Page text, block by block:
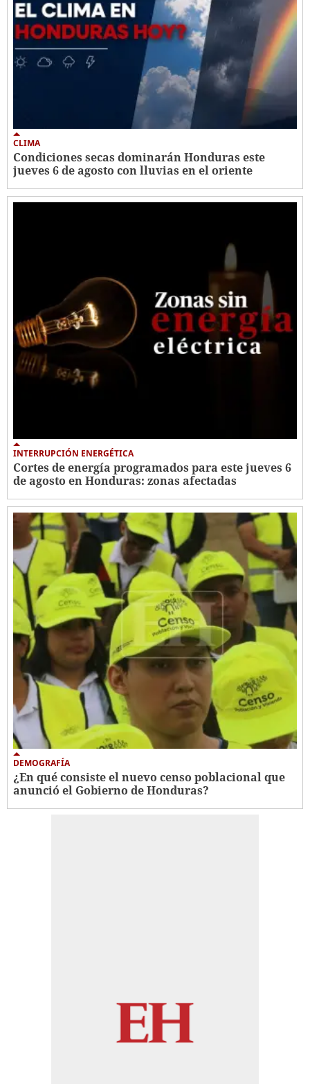
CLIMA
Condiciones secas dominarán Honduras este
jueves 6 de agosto con lluvias en el oriente
INTERRUPCIÓN ENERGÉTICA
Cortes de energía programados para este jueves 6
de agosto en Honduras: zonas afectadas
DEMOGRAFÍA
¿En qué consiste el nuevo censo poblacional que
anunció el Gobierno de Honduras?